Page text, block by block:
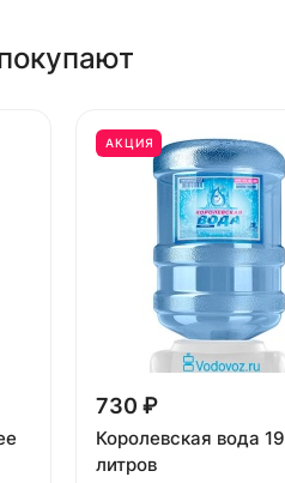
АКЦИЯ
730 ₽
Королевская вода 19
литров